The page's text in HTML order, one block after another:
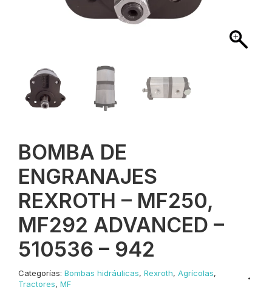
BOMBA DE
ENGRANAJES
REXROTH – MF250,
MF292 ADVANCED –
510536 – 942
Categorías: Bombas hidráulicas, Rexroth, Agrícolas,
Tractores, MF